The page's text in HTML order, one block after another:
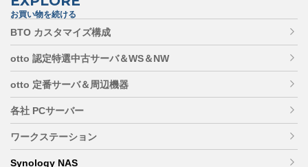
お買い物を続ける
BTO カスタマイズ構成
otto 認定特選中古サーバ＆WS＆NW
otto 定番サーバ＆周辺機器
各社 PCサーバー
ワークステーション
Synology NAS